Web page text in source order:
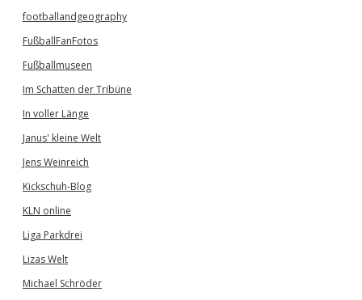
footballandgeography
FußballFanFotos
Fußballmuseen
Im Schatten der Tribüne
In voller Länge
Janus' kleine Welt
Jens Weinreich
Kickschuh-Blog
KLN online
Liga Parkdrei
Lizas Welt
Michael Schröder